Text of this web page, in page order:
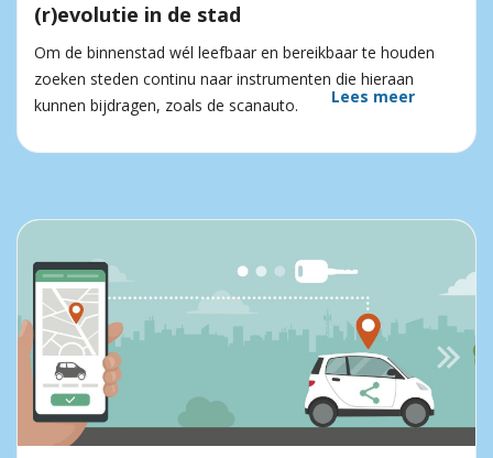
(r)evolutie in de stad
Om de binnenstad wél leefbaar en bereikbaar te houden
zoeken steden continu naar instrumenten die hieraan
kunnen bijdragen, zoals de scanauto.
Lees meer